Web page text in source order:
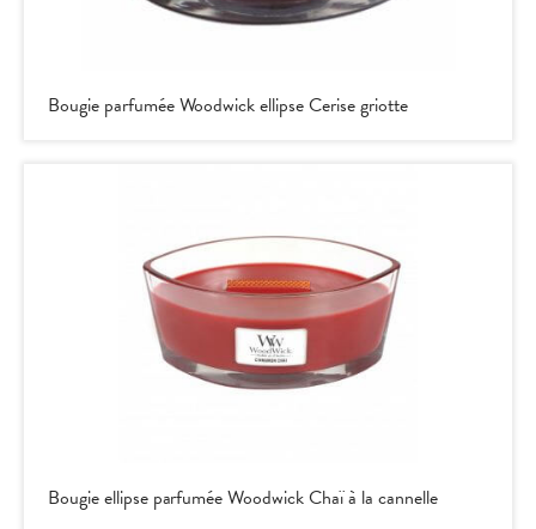
Bougie parfumée Woodwick ellipse Cerise griotte
Bougie ellipse parfumée Woodwick Chaï à la cannelle